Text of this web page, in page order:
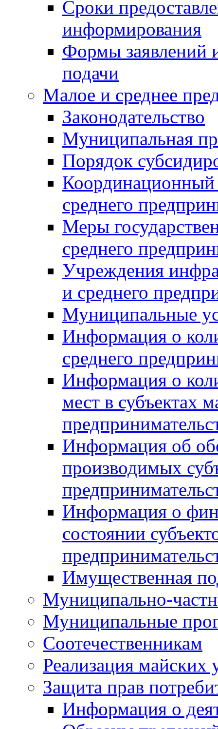
Сроки
информирования
Формы заявлений
подачи
Малое и среднее
Законодательство
Муниципальная
Порядок
Координационный
среднего
Меры
среднего
Учреждения
и среднего
Муниципальные
Информация о
среднего
Информация о
мест в субъектах
Информация об
производимых
Информация о
состоянии
Имущественная
Муниципально-
Муниципальные
Соотечественникам
Реализация майских
Защита прав
Информация о